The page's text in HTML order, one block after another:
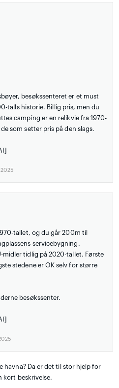
besøkssenteret er et must
talls historie. Billig pris, men du
camping er en relikvie fra 1970-
som setter pris på den slags.
tallet, og du går 200m til
servicebygning.
midler tidlig på 2020-tallet. Første
stedene er OK selv for større
besøkssenter.
havna? Da er det til stor hjelp for
kort beskrivelse.